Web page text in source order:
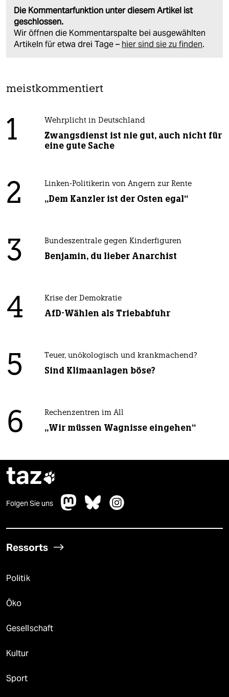
Die Kommentarfunktion unter diesem Artikel ist
geschlossen.
Wir öffnen die Kommentarspalte bei ausgewählten
Artikeln für etwa drei Tage – hier sind sie zu finden.
meistkommentiert
1 Wehrplicht in Deutschland
Zwangsdienst ist nie gut, auch nicht für
eine gute Sache
2 Linken-Politikerin von Angern zur Rente
„Dem Kanzler ist der Osten egal“
3 Bundeszentrale gegen Kinderfiguren
Benjamin, du lieber Anarchist
4 Krise der Demokratie
AfD-Wählen als Triebabfuhr
5 Teuer, unökologisch und krankmachend?
Sind Klimaanlagen böse?
6 Rechenzentren im All
„Wir müssen Wagnisse eingehen“
taz
Folgen Sie uns
Ressorts
Politik
Öko
Gesellschaft
Kultur
Sport